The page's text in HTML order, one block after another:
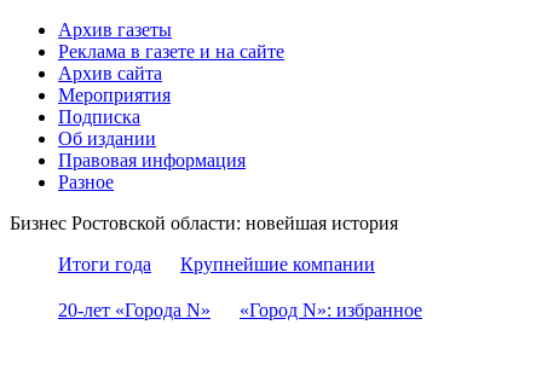
Архив газеты
Реклама в газете и на сайте
Архив сайта
Мероприятия
Подписка
Об издании
Правовая информация
Разное
Бизнес Ростовской области: новейшая история
Итоги года
Крупнейшие компании
20-лет «Города N» «Город N»: избранное